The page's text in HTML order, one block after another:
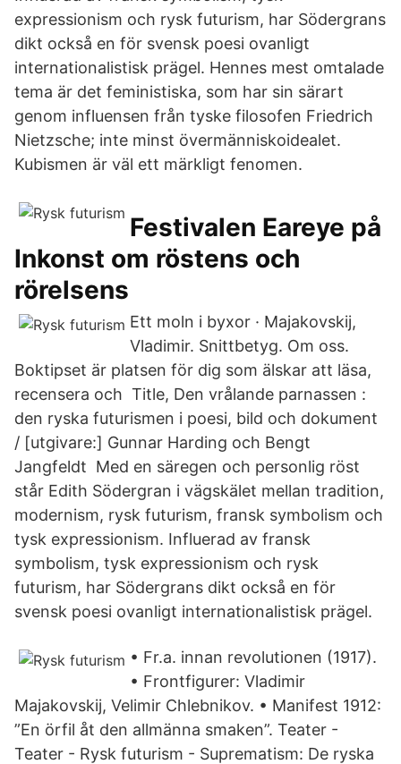
expressionism och rysk futurism, har Södergrans
dikt också en för svensk poesi ovanligt
internationalistisk prägel. Hennes mest omtalade
tema är det feministiska, som har sin särart
genom influensen från tyske filosofen Friedrich
Nietzsche; inte minst övermänniskoidealet.
Kubismen är väl ett märkligt fenomen.
Festivalen Eareye på
Inkonst om röstens och
rörelsens
Ett moln i byxor · Majakovskij,
Vladimir. Snittbetyg. Om oss.
Boktipset är platsen för dig som älskar att läsa,
recensera och Title, Den vrålande parnassen :
den ryska futurismen i poesi, bild och dokument
/ [utgivare:] Gunnar Harding och Bengt
Jangfeldt Med en säregen och personlig röst
står Edith Södergran i vägskälet mellan tradition,
modernism, rysk futurism, fransk symbolism och
tysk expressionism. Influerad av fransk
symbolism, tysk expressionism och rysk
futurism, har Södergrans dikt också en för
svensk poesi ovanligt internationalistisk prägel.
• Fr.a. innan revolutionen (1917).
• Frontfigurer: Vladimir
Majakovskij, Velimir Chlebnikov. • Manifest 1912:
”En örfil åt den allmänna smaken”. Teater -
Teater - Rysk futurism - Suprematism: De ryska